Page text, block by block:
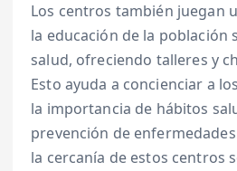
Los centros también juegan
la educación de la población
salud, ofreciendo talleres y
Esto ayuda a concienciar a
la importancia de hábitos
prevención de
la cercanía de estos centros